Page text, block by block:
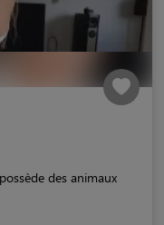
possède des animaux